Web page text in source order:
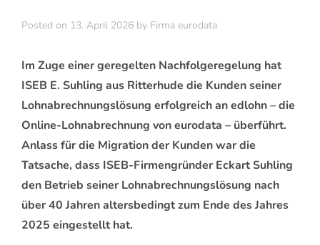
Posted on 13. April 2026 by Firma eurodata
Im Zuge einer geregelten Nachfolgeregelung hat
ISEB E. Suhling aus Ritterhude die Kunden seiner
Lohnabrechnungslösung erfolgreich an edlohn – die
Online-Lohnabrechnung von eurodata – überführt.
Anlass für die Migration der Kunden war die
Tatsache, dass ISEB-Firmengründer Eckart Suhling
den Betrieb seiner Lohnabrechnungslösung nach
über 40 Jahren altersbedingt zum Ende des Jahres
2025 eingestellt hat.